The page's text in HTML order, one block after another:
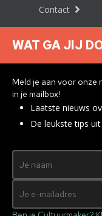
Contact
WAT GA JIJ
Meld je aan voor onze
in je mailbox!
Laatste nieuws
De leukste tips